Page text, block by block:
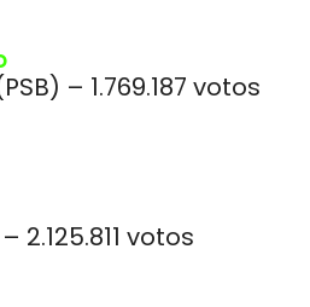
– 1.769.187 votos
2.125.811 votos